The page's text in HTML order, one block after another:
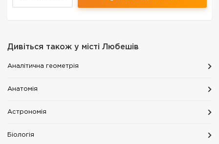
Дивіться також у місті Любешів
Аналітична геометрія
Анатомія
Астрономія
Біологія